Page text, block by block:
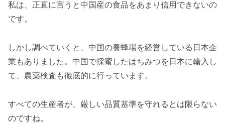
私は、正直に言うと中国産の食品をあまり信用できないの
です。
しかし調べていくと、中国の養蜂場を経営している日本企
業もありました。中国で採蜜したはちみつを日本に輸入し
て、農薬検査も徹底的に行っています。
すべての生産者が、厳しい品質基準を守れるとは限らない
のですね。